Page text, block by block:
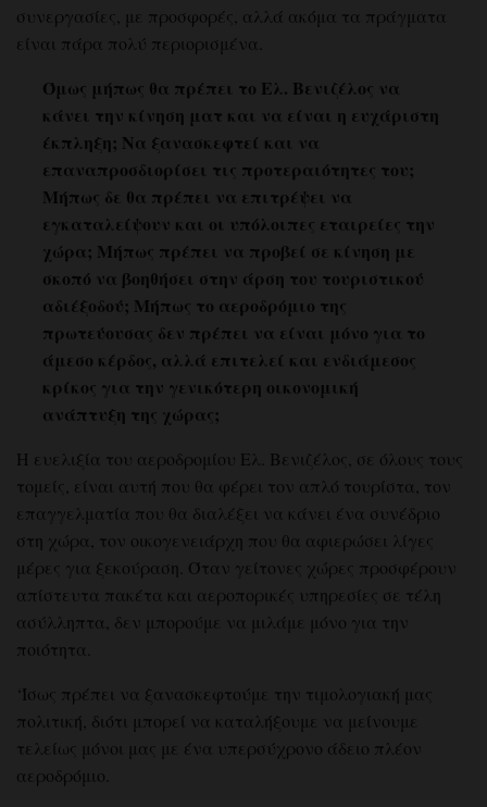
συνεργασίες, με προσφορές, αλλά ακόμα τα πράγματα
είναι πάρα πολύ περιορισμένα.
Όμως μήπως θα πρέπει το Ελ. Βενιζέλος να
κάνει την κίνηση ματ και να είναι η ευχάριστη
έκπληξη; Να ξανασκεφτεί και να
επαναπροσδιορίσει τις προτεραιότητες του;
Μήπως δε θα πρέπει να επιτρέψει να
εγκαταλείψουν και οι υπόλοιπες εταιρείες την
χώρα; Μήπως πρέπει να προβεί σε κίνηση με
σκοπό να βοηθήσει στην άρση του τουριστικού
αδιέξοδού; Μήπως το αεροδρόμιο της
πρωτεύουσας δεν πρέπει να είναι μόνο για το
άμεσο κέρδος, αλλά επιτελεί και ενδιάμεσος
κρίκος για την γενικότερη οικονομική
ανάπτυξη της χώρας;
Η ευελιξία του αεροδρομίου Ελ. Βενιζέλος, σε όλους τους
τομείς, είναι αυτή που θα φέρει τον απλό τουρίστα, τον
επαγγελματία που θα διαλέξει να κάνει ένα συνέδριο
στη χώρα, τον οικογενειάρχη που θα αφιερώσει λίγες
μέρες για ξεκούραση. Όταν γείτονες χώρες προσφέρουν
απίστευτα πακέτα και αεροπορικές υπηρεσίες σε τέλη
ασύλληπτα, δεν μπορούμε να μιλάμε μόνο για την
ποιότητα.
‘Ίσως πρέπει να ξανασκεφτούμε την τιμολογιακή μας
πολιτική, διότι μπορεί να καταλήξουμε να μείνουμε
τελείως μόνοι μας με ένα υπερσύχρονο άδειο πλέον
αεροδρόμιο.